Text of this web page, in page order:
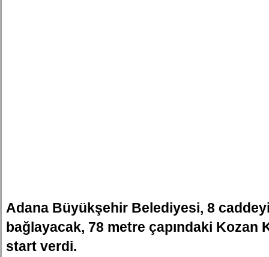
Adana Büyükşehir Belediyesi, 8
bağlayacak, 78 metre çapındaki Kozan
start verdi.